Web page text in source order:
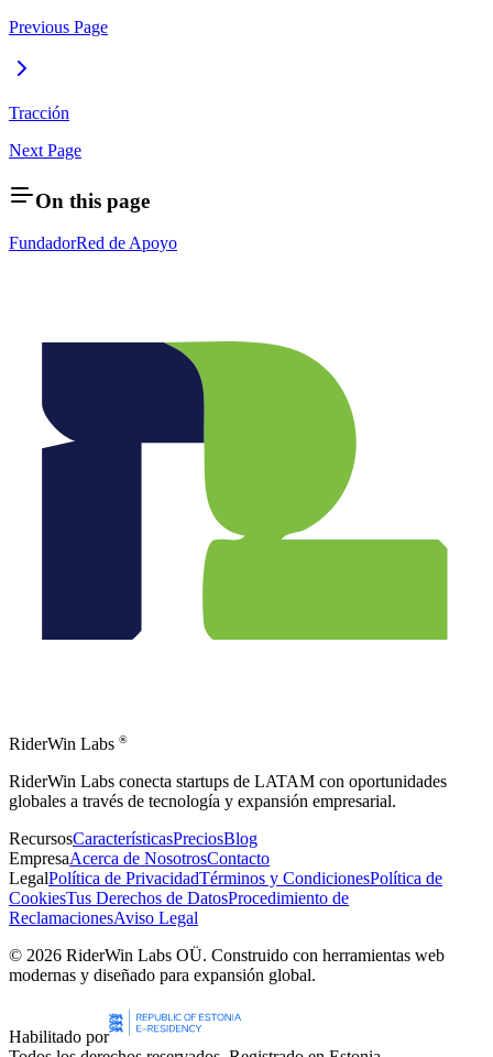
Previous Page
Tracción
Next Page
On this page
FundadorRed de Apoyo
RiderWin Labs ®
RiderWin Labs conecta startups de LATAM con oportunidades
globales a través de tecnología y expansión empresarial.
RecursosCaracterísticasPreciosBlog
EmpresaAcerca de NosotrosContacto
LegalPolítica de PrivacidadTérminos y CondicionesPolítica de
CookiesTus Derechos de DatosProcedimiento de
ReclamacionesAviso Legal
© 2026 RiderWin Labs OÜ. Construido con herramientas web
modernas y diseñado para expansión global.
Habilitado por